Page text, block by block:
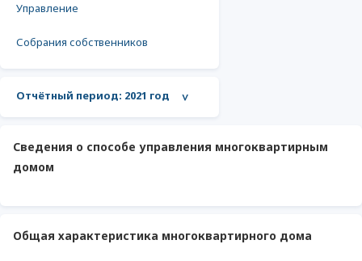
Управление
Собрания собственников
Отчётный период: 2021 год >
Сведения о способе управления многоквартирным
домом
Общая характеристика многоквартирного дома